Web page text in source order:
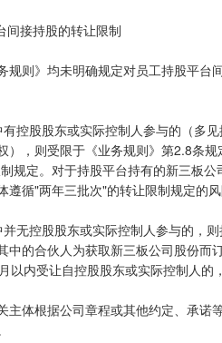
间接持股的转让限制
规则》均未明确规定对员工持股平
有控股股东或实际控制人参与的（多
），则受限于《业务规则》第2.8条
规定。对于持股平台持有的新三板
遵循"两年三批次"的转让限制规定的风
并无控股股东或实际控制人参与的，
中的合伙人为获取新三板公司股份
以内受让自控股股东或实际控制人的
主体根据公司章程或其他约定、承